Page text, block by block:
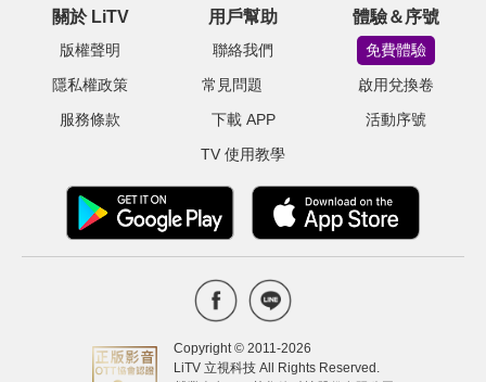
關於 LiTV
版權聲明
隱私權政策
服務條款
用戶幫助
聯絡我們
常見問題
下載 APP
TV 使用教學
體驗＆序號
免費體驗
啟用兌換卷
活動序號
Copyright © 2011-2026
LiTV 立視科技 All Rights Reserved.